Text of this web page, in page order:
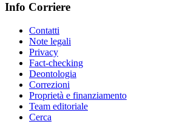
Info Corriere
Contatti
Note legali
Privacy
Fact-checking
Deontologia
Correzioni
Proprietà e finanziamento
Team editoriale
Cerca